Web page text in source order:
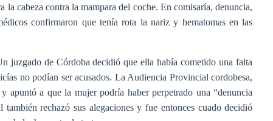
la cabeza contra la mampara del coche. En comisaría, denuncia,
confirmaron que tenía rota la nariz y hematomas en las
juzgado de Córdoba decidió que ella había cometido una falta
no podían ser acusados. La Audiencia Provincial cordobesa,
apuntó a que la mujer podría haber perpetrado una “denuncia
rechazó sus alegaciones y fue entonces cuado decidió